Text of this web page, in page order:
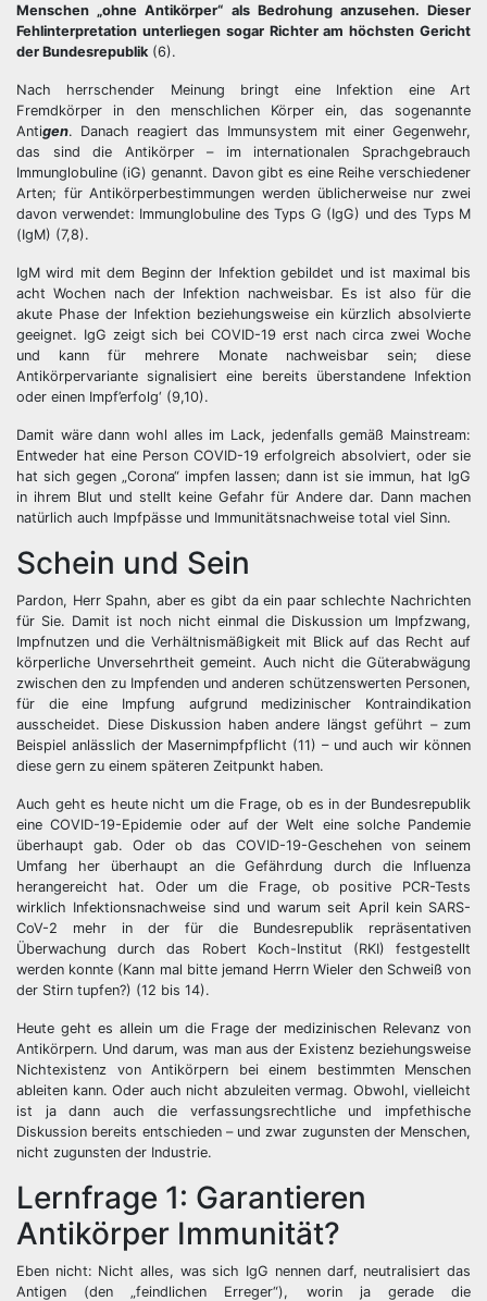
Menschen „ohne Antikörper“ als Bedrohung anzusehen. Dieser
Fehlinterpretation unterliegen sogar Richter am höchsten Gericht
der Bundesrepublik(6).
Nach herrschender Meinung bringt eine Infektion eine Art
Fremdkörper in den menschlichen Körper ein, das sogenannte
Antigen. Danach reagiert das Immunsystem mit einer Gegenwehr,
das sind die Antikörper – im internationalen Sprachgebrauch
Immunglobuline (iG) genannt. Davon gibt es eine Reihe verschiedener
Arten; für Antikörperbestimmungen werden üblicherweise nur zwei
davon verwendet: Immunglobuline des Typs G (IgG) und des Typs M
(IgM) (7,8).
IgM wird mit dem Beginn der Infektion gebildet und ist maximal bis
acht Wochen nach der Infektion nachweisbar. Es ist also für die
akute Phase der Infektion beziehungsweise ein kürzlich absolvierte
geeignet. IgG zeigt sich bei COVID-19 erst nach circa zwei Woche
und kann für mehrere Monate nachweisbar sein; diese
Antikörpervariante signalisiert eine bereits überstandene Infektion
oder einen Impf’erfolg‘ (9,10).
Damit wäre dann wohl alles im Lack, jedenfalls gemäß Mainstream:
Entweder hat eine Person COVID-19 erfolgreich absolviert, oder sie
hat sich gegen „Corona“ impfen lassen; dann ist sie immun, hat IgG
in ihrem Blut und stellt keine Gefahr für Andere dar. Dann machen
natürlich auch Impfpässe und Immunitätsnachweise total viel Sinn.
Schein und Sein
Pardon, Herr Spahn, aber es gibt da ein paar schlechte Nachrichten
für Sie. Damit ist noch nicht einmal die Diskussion um Impfzwang,
Impfnutzen und die Verhältnismäßigkeit mit Blick auf das Recht auf
körperliche Unversehrtheit gemeint. Auch nicht die Güterabwägung
zwischen den zu Impfenden und anderen schützenswerten Personen,
für die eine Impfung aufgrund medizinischer Kontraindikation
ausscheidet. Diese Diskussion haben andere längst geführt – zum
Beispiel anlässlich der Masernimpfpflicht (11) – und auch wir können
diese gern zu einem späteren Zeitpunkt haben.
Auch geht es heute nicht um die Frage, ob es in der Bundesrepublik
eine COVID-19-Epidemie oder auf der Welt eine solche Pandemie
überhaupt gab. Oder ob das COVID-19-Geschehen von seinem
Umfang her überhaupt an die Gefährdung durch die Influenza
herangereicht hat. Oder um die Frage, ob positive PCR-Tests
wirklich Infektionsnachweise sind und warum seit April kein SARS-
CoV-2 mehr in der für die Bundesrepublik repräsentativen
Überwachung durch das Robert Koch-Institut (RKI) festgestellt
werden konnte (Kann mal bitte jemand Herrn Wieler den Schweiß von
der Stirn tupfen?) (12 bis 14).
Heute geht es allein um die Frage der medizinischen Relevanz von
Antikörpern. Und darum, was man aus der Existenz beziehungsweise
Nichtexistenz von Antikörpern bei einem bestimmten Menschen
ableiten kann. Oder auch nicht abzuleiten vermag. Obwohl, vielleicht
ist ja dann auch die verfassungsrechtliche und impfethische
Diskussion bereits entschieden – und zwar zugunsten der Menschen,
nicht zugunsten der Industrie.
Lernfrage 1: Garantieren
Antikörper Immunität?
Eben nicht: Nicht alles, was sich IgG nennen darf, neutralisiert das
Antigen (den „feindlichen Erreger“), worin ja gerade die